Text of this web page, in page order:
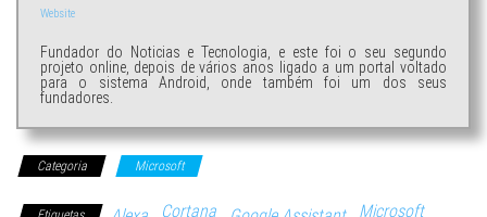
Website
Fundador do Noticias e Tecnologia, e este foi o seu segundo
projeto online, depois de vários anos ligado a um portal voltado
para o sistema Android, onde também foi um dos seus
fundadores.
Categoria Microsoft
Cortana Microsoft